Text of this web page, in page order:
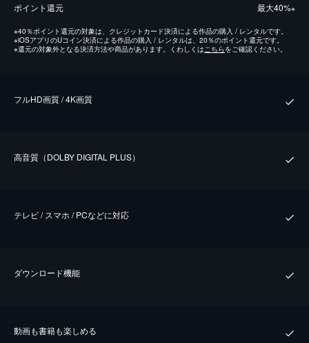
ポイント還元 最⼤40%※
※40％ポイント還元の対象は、クレジットカード決済による作品の購入 / レンタルです。
※iOSアプリのUコイン決済による作品の購入 / レンタルは、20％のポイント還元です。
※還元の対象外となる決済方法や商品があります。くわしくはこちらをご確認ください。
フルHD画質 / 4K画質
⾼⾳質（DOLBY DIGITAL PLUS）
テレビ / スマホ / PCなどに対応
ダウンロード機能
動画も書籍も楽しめる